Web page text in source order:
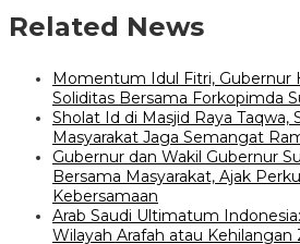
Related News
Momentum Idul Fitri, Gubernur
Soliditas Bersama Forkopimda
Sholat Id di Masjid Raya Taqwa,
Masyarakat Jaga Semangat
Gubernur dan Wakil Gubernur
Bersama Masyarakat, Ajak
Kebersamaan
Arab Saudi Ultimatum
Wilayah Arafah atau Kehilangan